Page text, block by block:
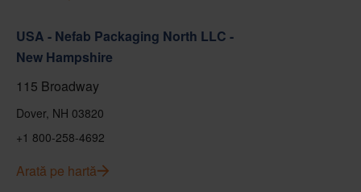
USA - Nefab Packaging North LLC -
New Hampshire
115 Broadway
Dover, NH 03820
+1 800-258-4692
Arată pe hartă